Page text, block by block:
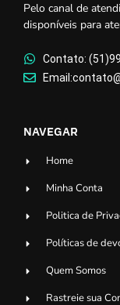
Pelo canal de
disponíveis para
Contato:
NAVEGAR
Home
Minha Conta
Politica de
Políticas de
Quem Somos
Rastreie sua